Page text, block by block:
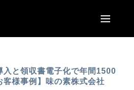
United States (English)
EUROPE
入と領収書電子化で年間1500
客様事例】味の素株式会社